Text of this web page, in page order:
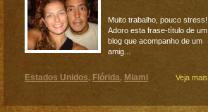
Muito trabalho, pouco stress!
Adoro esta frase-título de um
blog que acompanho de um
amig...
Veja mais
Estados Unidos, Flórida, Miami